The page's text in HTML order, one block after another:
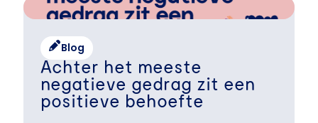
Blog
Achter het meeste
negatieve gedrag zit een
positieve behoefte